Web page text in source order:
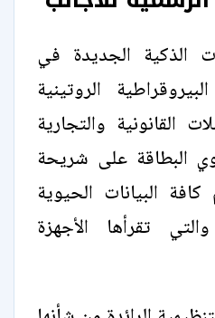
الذكية الجديدة في
الروتينية
القانونية والتجارية
البطاقة على شريحة
البيانات الحيوية
تقرأها الأجهزة